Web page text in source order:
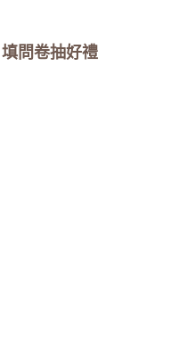
填問卷抽好禮